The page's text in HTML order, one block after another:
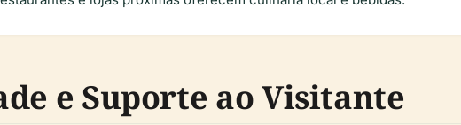
e Suporte ao Visitante